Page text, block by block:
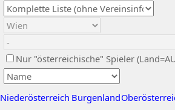
Nur "österreichische" Spieler
Niederösterreich Burgenland